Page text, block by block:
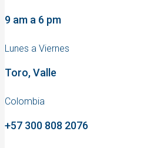
9 am a 6 pm
Lunes a Viernes
Toro, Valle
Colombia
+57 300 808 2076